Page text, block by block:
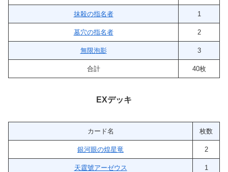
抹殺の指名者 1
墓穴の指名者 2
無限泡影 3
合計 40枚
EXデッキ
カード名 枚数
銀河眼の煌星竜 2
天霆號アーゼウス 1